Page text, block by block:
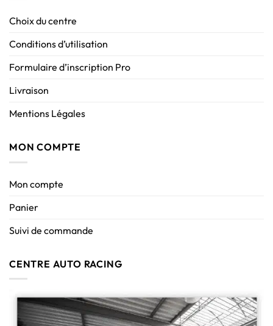
Choix du centre
Conditions d’utilisation
Formulaire d’inscription Pro
Livraison
Mentions Légales
MON COMPTE
Mon compte
Panier
Suivi de commande
CENTRE AUTO RACING